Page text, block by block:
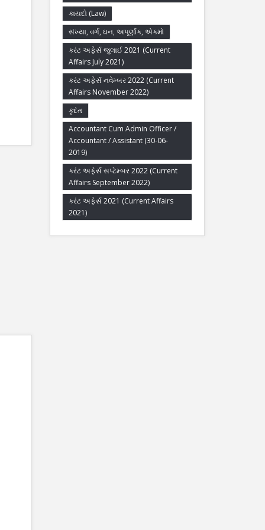
કાયદો (Law)
સંખ્યા, વર્ગ, ઘન, અપૂર્ણાંક, એકમો
કરંટ અફેર્સ જુલાઈ 2021 (Current
Affairs July 2021)
કરંટ અફેર્સ નવેમ્બર 2022 (Current
Affairs November 2022)
કૃદંત
Accountant Cum Admin Officer /
Accountant / Assistant (30-06-
2019)
કરંટ અફેર્સ સપ્ટેમ્બર 2022 (Current
Affairs September 2022)
કરંટ અફેર્સ 2021 (Current Affairs
2021)